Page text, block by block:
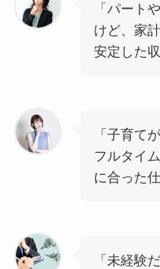
「パート
けど、家
安定した
「子育て
フルタイ
に合った
「未経験